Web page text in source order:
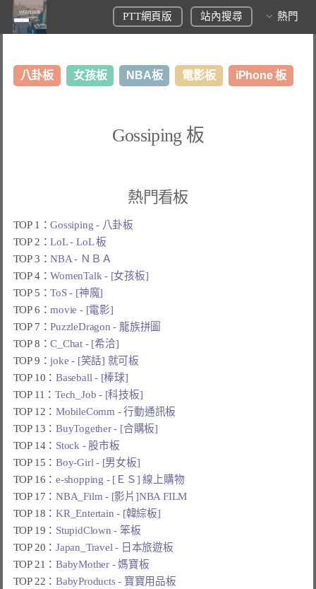
PTT網頁版 站內搜尋 熱門
八卦板 女孩板 NBA板 電影板 iPhone 板
Gossiping 板
熱門看板
TOP 1：Gossiping - 八卦板
TOP 2：LoL - LoL 板
TOP 3：NBA - ＮＢＡ
TOP 4：WomenTalk - [女孩板]
TOP 5：ToS - [神魔]
TOP 6：movie - [電影]
TOP 7：PuzzleDragon - 龍族拼圖
TOP 8：C_Chat - [希洽]
TOP 9：joke - [笑話] 就可板
TOP 10：Baseball - [棒球]
TOP 11：Tech_Job - [科技板]
TOP 12：MobileComm - 行動通訊板
TOP 13：BuyTogether - [合購板]
TOP 14： Stock - 股市板
TOP 15：Boy-Girl - [男女板]
TOP 16：e-shopping - [ＥＳ] 線上購物
TOP 17：NBA_Film - [影片]NBA FILM
TOP 18：KR_Entertain - [韓綜板]
TOP 19： StupidClown - 笨板
TOP 20：Japan_Travel - 日本旅遊板
TOP 21：BabyMother - 媽寶板
TOP 22：BabyProducts - 寶寶用品板